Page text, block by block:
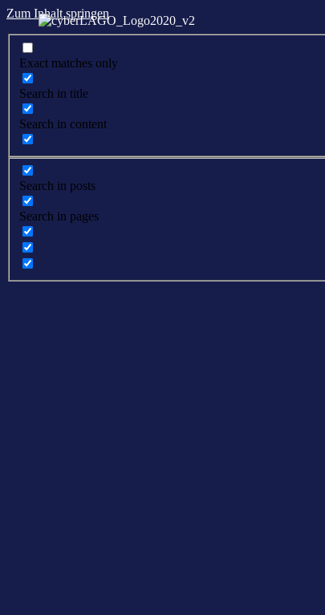
Zum Inhalt springen
Exact matches only
Search in title
Search in content
Search in posts
Search in pages